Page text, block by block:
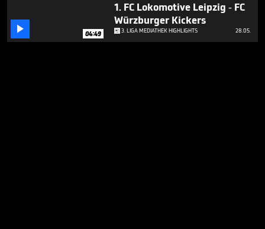
 04:49
1. FC Lokomotive Leipzig - FC
Würzburger Kickers
3. LIGA MEDIATHEK HIGHLIGHTS 28.05.